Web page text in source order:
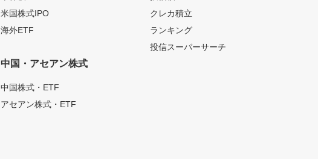
米国株式IPO
海外ETF
中国・アセアン株式
中国株式・ETF
アセアン株式・ETF
クレカ積立
ランキング
投信スーパーサーチ